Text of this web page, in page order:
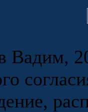
Вадим,